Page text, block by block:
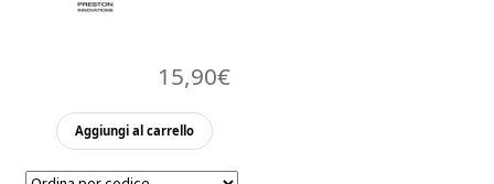
15,90€
Aggiungi al carrello